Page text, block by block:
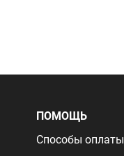
ПОМОЩЬ
Способы оплаты